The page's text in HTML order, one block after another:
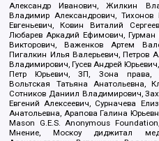
Александр Иванович, Жилкин
Владимир Александрович, Тихонов
Евгеньевич, Ковин Виталий
Любарев Аркадий Ефимович, Гурман
Викторович, Важенков Артем
Пигалкин Илья Валерьевич, Петров
Владимирович, Гусев Андрей
Петр Юрьевич, ЗП, Зона права,
Вольтская Татьяна Анатольевна,
Сотников Даниил Владимирович,
Евгений Алексеевич, Сурначева
Анатольевна, Арапова Галина
Mason G.E.S. Anonymous
Мнение, Москоу диджитал